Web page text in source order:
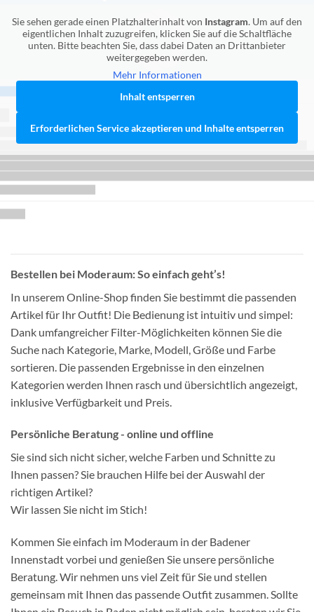
Sie sehen gerade einen Platzhalterinhalt von Instagram. Um auf den
eigentlichen Inhalt zuzugreifen, klicken Sie auf die Schaltfläche
unten. Bitte beachten Sie, dass dabei Daten an Drittanbieter
weitergegeben werden.
Mehr Informationen
Inhalt entsperren
Erforderlichen Service akzeptieren und Inhalte entsperren
Bestellen bei Moderaum: So einfach geht’s!
In unserem Online-Shop finden Sie bestimmt die passenden
Artikel für Ihr Outfit! Die Bedienung ist intuitiv und simpel:
Dank umfangreicher Filter-Möglichkeiten können Sie die
Suche nach Kategorie, Marke, Modell, Größe und Farbe
sortieren. Die passenden Ergebnisse in den einzelnen
Kategorien werden Ihnen rasch und übersichtlich angezeigt,
inklusive Verfügbarkeit und Preis.
Persönliche Beratung - online und offline
Sie sind sich nicht sicher, welche Farben und Schnitte zu
Ihnen passen? Sie brauchen Hilfe bei der Auswahl der
richtigen Artikel?
Wir lassen Sie nicht im Stich!
Kommen Sie einfach im Moderaum in der Badener
Innenstadt vorbei und genießen Sie unsere persönliche
Beratung. Wir nehmen uns viel Zeit für Sie und stellen
gemeinsam mit Ihnen das passende Outfit zusammen. Sollte